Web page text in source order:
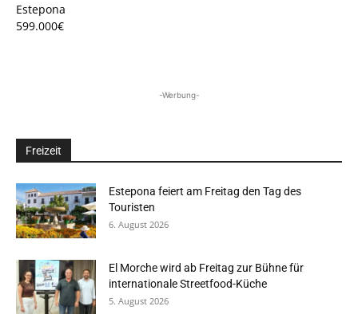
Estepona
599.000€
-Werbung-
Freizeit
Estepona feiert am Freitag den Tag des
Touristen
6. August 2026
El Morche wird ab Freitag zur Bühne für
internationale Streetfood-Küche
5. August 2026